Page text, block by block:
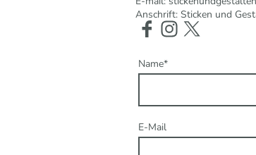
Anschrift: Sticken und
Name*
E-Mail